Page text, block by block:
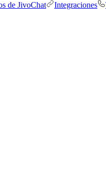
de JivoChat Integraciones